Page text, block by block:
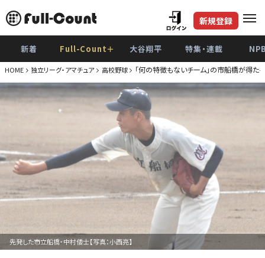
新規登録
新着 Full-Count＋ 大谷翔平 特集・連載
HOME 独立リーグ・アマチュア 高校野球 「何の特徴もないチーム」の市船橋が得
先発した市立船橋・中村倭士【写真：小西亮】